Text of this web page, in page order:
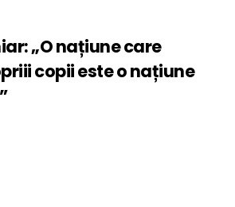
„O națiune care
copii este o națiune